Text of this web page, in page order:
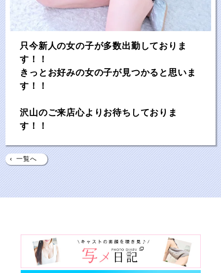
只今新人の女の子が多数出勤しておりま
す！！
きっとお好みの女の子が見つかると思いま
す！！
沢山のご来店心よりお待ちしておりま
す！！
‹ 一覧へ